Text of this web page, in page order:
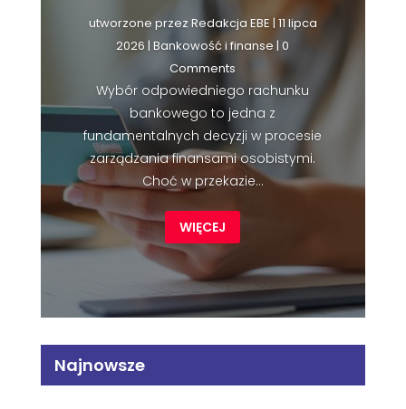
utworzone przez Redakcja EBE | 11 lipca
2026 |Bankowość i finanse | 0
Comments
Wybór odpowiedniego rachunku
bankowego to jedna z
fundamentalnych decyzji w procesie
zarządzania finansami osobistymi.
Choć w przekazie...
WIĘCEJ
Najnowsze